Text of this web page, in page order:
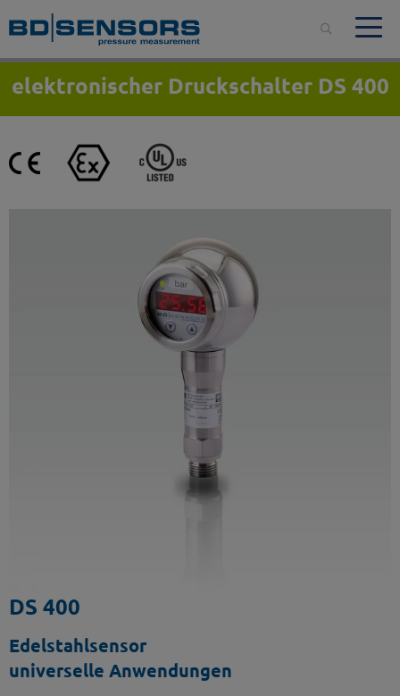
elektronischer Druckschalter DS 400
DS 400
Edelstahlsensor
universelle Anwendungen